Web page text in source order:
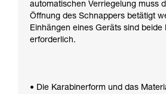
automatischen Verriegelung muss
Öffnung des Schnappers betätigt
Einhängen eines Geräts sind beide
erforderlich.
• Die Karabinerform und das